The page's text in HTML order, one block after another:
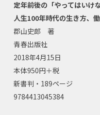
定年前後の「やってはいけな
人生100年時代の生き方、
郡山史郎 著
青春出版社
2018年4月15日
本体950円＋税
新書判・189ページ
9784413045384